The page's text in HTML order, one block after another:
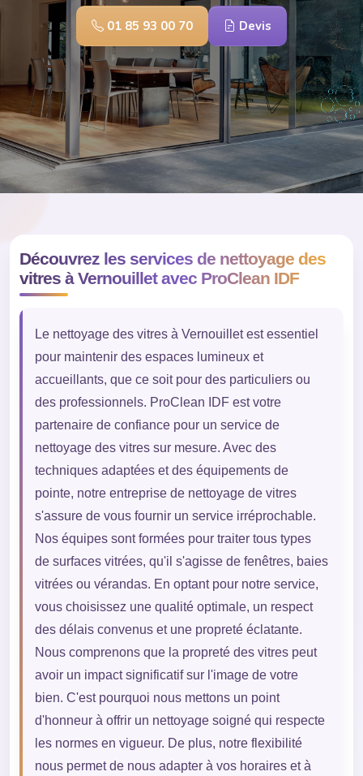
01 85 93 00 70 Devis
Découvrez les services de nettoyage des
vitres à Vernouillet avec ProClean IDF
Le nettoyage des vitres à Vernouillet est essentiel
pour maintenir des espaces lumineux et
accueillants, que ce soit pour des particuliers ou
des professionnels. ProClean IDF est votre
partenaire de confiance pour un service de
nettoyage des vitres sur mesure. Avec des
techniques adaptées et des équipements de
pointe, notre entreprise de nettoyage de vitres
s'assure de vous fournir un service irréprochable.
Nos équipes sont formées pour traiter tous types
de surfaces vitrées, qu'il s'agisse de fenêtres, baies
vitrées ou vérandas. En optant pour notre service,
vous choisissez une qualité optimale, un respect
des délais convenus et une propreté éclatante.
Nous comprenons que la propreté des vitres peut
avoir un impact significatif sur l'image de votre
bien. C'est pourquoi nous mettons un point
d'honneur à offrir un nettoyage soigné qui respecte
les normes en vigueur. De plus, notre flexibilité
nous permet de nous adapter à vos horaires et à